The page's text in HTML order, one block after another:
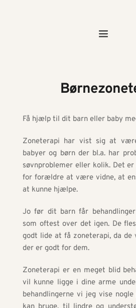
Få hjælp til dit barn eller baby
Zoneterapi har vist sig at
babyer og børn der bl.a. har
søvnproblemer eller kolik. Det
for forældre at være vidne, at
at kunne hjælpe.
Jo før dit barn får
som oftest over det igen. De
godt lide at få zoneterapi, da
der er godt for dem.
Zoneterapi er en meget blid
vil kunne ligge i dine arme
behandlingerne vi jeg vise